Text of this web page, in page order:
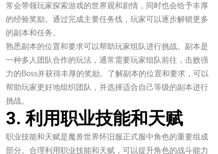
常会带领玩家探索游戏的世界观和剧情，同时也会给予丰厚
的经验奖励。通过完成主要任务线，玩家可以逐步解锁更多
的副本和任务。
熟悉副本的位置和要求可以帮助玩家组队进行挑战。副本是
一种多人团队合作的玩法，通常需要玩家组队前往，击败强
力的Boss并获得丰厚的奖励。了解副本的位置和要求，可以
帮助玩家更好地组织团队，并选择适合自己等级的副本进行
挑战。
3. 利用职业技能和天赋
职业技能和天赋是魔兽世界怀旧服正式服中角色的重要组成
部分。合理利用职业技能和天赋，可以提升角色的战斗能力